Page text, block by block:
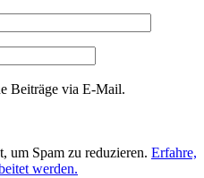
Beiträge via E-Mail.
um Spam zu reduzieren. Erfahre,
werden.